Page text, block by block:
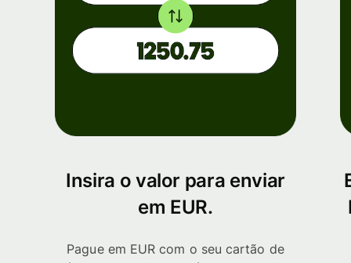
Insira o valor para enviar
em EUR.
Pague em EUR com o seu cartão de